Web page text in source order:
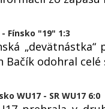
- Fínsko "19" 1:3
Bačík odohral
WU17 - SR WU17 6:0